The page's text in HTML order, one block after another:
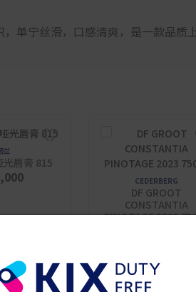
单宁丝滑，口感清爽，是一款品质
兰
光唇膏 815
CEDERBERG
DF GROOT
CONSTANTIA
PINOTAGE 2023